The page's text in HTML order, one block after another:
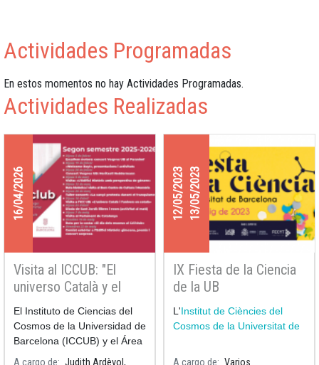
Actividades Programadas
En estos momentos no hay Actividades Programadas.
Actividades Realizadas
16/04/2026
Visita al ICCUB: "El
universo Català y el
universo en catalán"
El Instituto de Ciencias del
Cosmos de la Universidad de
Barcelona (ICCUB) y el Área
de Dinamización de Servicios
A cargo de
Judith Ardèvol,
12/05/202313/05/2023
IX Fiesta de la Ciencia
de la UB
L'Institut de Ciències del
Cosmos de la Universitat de
A cargo de
Varios